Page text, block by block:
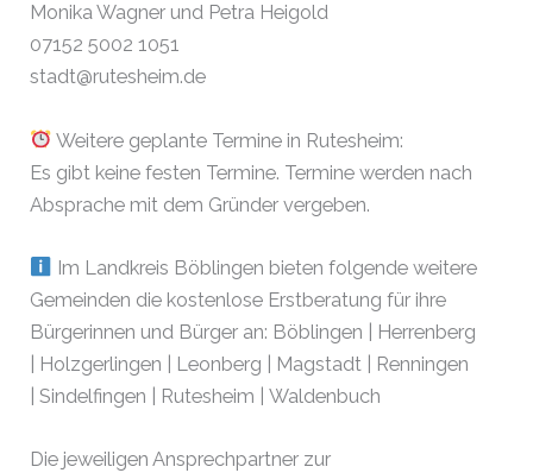
Monika Wagner und Petra Heigold
07152 5002 1051
stadt@rutesheim.de
Weitere geplante Termine in Rutesheim:
Es gibt keine festen Termine. Termine werden nach
Absprache mit dem Gründer vergeben.
Im Landkreis Böblingen bieten folgende weitere
Gemeinden die kostenlose Erstberatung für ihre
Bürgerinnen und Bürger an: Böblingen | Herrenberg
| Holzgerlingen | Leonberg | Magstadt | Renningen
| Sindelfingen | Rutesheim | Waldenbuch
Die jeweiligen Ansprechpartner zur